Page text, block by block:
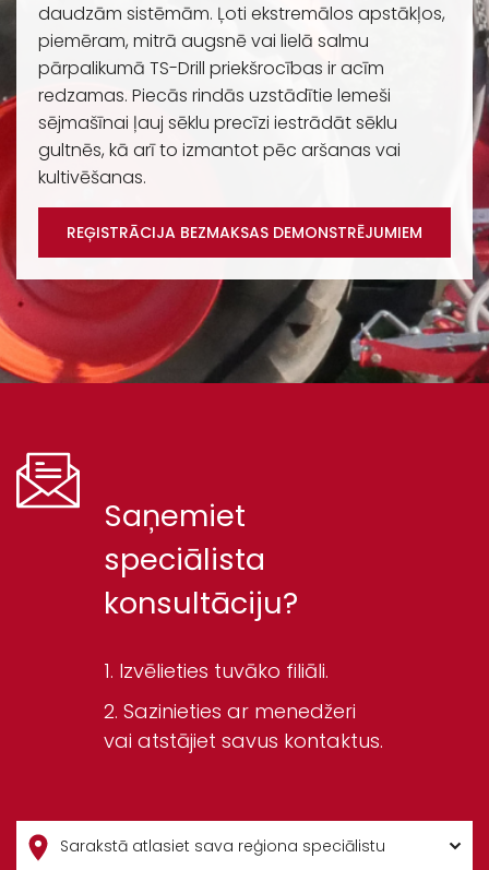
daudzām sistēmām. Ļoti ekstremālos apstākļos,
piemēram, mitrā augsnē vai lielā salmu
pārpalikumā TS-Drill priekšrocības ir acīm
redzamas. Piecās rindās uzstādītie lemeši
sējmašīnai ļauj sēklu precīzi iestrādāt sēklu
gultnēs, kā arī to izmantot pēc aršanas vai
kultivēšanas.
REĢISTRĀCIJA BEZMAKSAS DEMONSTRĒJUMIEM
Saņemiet
speciālista
konsultāciju?
Izvēlieties tuvāko filiāli.
Sazinieties ar menedžeri
vai atstājiet savus kontaktus.